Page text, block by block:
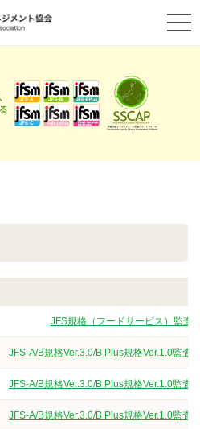
JFS規格（フードサービス）監査
JFS-A/B規格Ver.3.0/B Plus規格Ver.1.0監
JFS-A/B規格Ver.3.0/B Plus規格Ver.1.0監
JFS-A/B規格Ver.3.0/B Plus規格Ver.1.0監